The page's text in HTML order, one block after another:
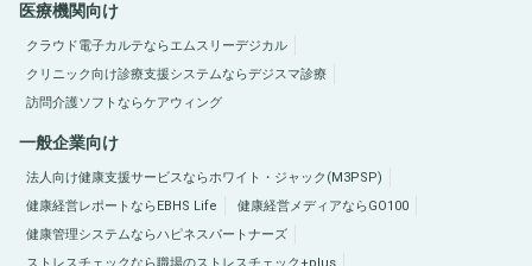
医療機関向け
クラウド電子カルテならエムスリーデジカル
クリニック向け診療支援システムならデジスマ診療
訪問介護ソフトならケアウィング
一般企業向け
法人向け健康支援サービスならホワイト・ジャック(M3PSP)
健康経営レポートならEBHS Life
健康経営メディアならGO100
健康管理システムならハピネスパートナーズ